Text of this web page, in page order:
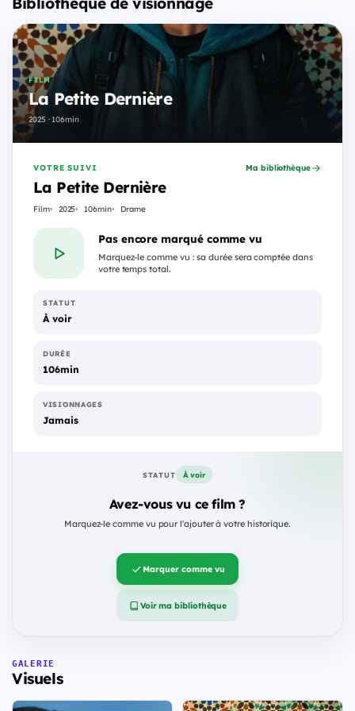
FILM
La Petite Dernière
2025 · 106min
VOTRE SUIVI
La Petite Dernière
Film 2025 106min Drame
Ma bibliothèque
Pas encore marqué comme vu
Marquez-le comme vu : sa durée sera comptée dans
votre temps total.
STATUT
À voir
DURÉE
106min
VISIONNAGES
Jamais
STATUT À voir
Avez-vous vu ce film ?
Marquez-le comme vu pour l'ajouter à votre historique.
Marquer comme vu
Voir ma bibliothèque
GALERIE
Visuels